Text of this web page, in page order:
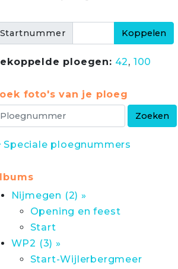
Startnummer
ploegen: 42, 100
foto's van je ploeg
Speciale ploegnummers
Nijmegen (2) »
Opening en feest
Start
WP2 (3) »
Start-Wijlerbergmeer